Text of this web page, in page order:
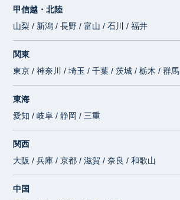
甲信越・北陸
山梨 / 新潟 / 長野 / 富山 / 石川 / 福井
関東
東京 / 神奈川 / 埼玉 / 千葉 / 茨城 / 栃木 / 群馬
東海
愛知 / 岐阜 / 静岡 / 三重
関西
大阪 / 兵庫 / 京都 / 滋賀 / 奈良 / 和歌山
中国